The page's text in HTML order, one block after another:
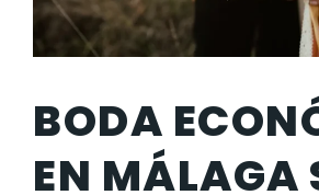
BODA
EN MÁLAGA